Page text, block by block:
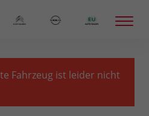
Fahrzeug ist leider nicht